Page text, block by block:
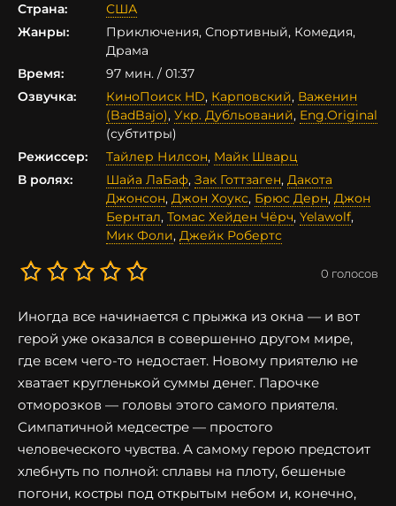
Страна:
США
Жанры:
Приключения, Спортивный, Комедия,
Драма
Время:
97 мин. / 01:37
Озвучка:
КиноПоиск HD, Карповский, Важенин
(BadBajo), Укр. Дубльований, Eng.Original
(субтитры)
Режиссер:
Тайлер Нилсон, Майк Шварц
В ролях:
Шайа ЛаБаф, Зак Готтзаген, Дакота
Джонсон, Джон Хоукс, Брюс Дерн, Джон
Бернтал, Томас Хейден Чёрч, Yelawolf,
Мик Фоли, Джейк Робертс
0 голосов
Иногда все начинается с прыжка из окна — и вот
герой уже оказался в совершенно другом мире,
где всем чего-то недостает. Новому приятелю не
хватает кругленькой суммы денег. Парочке
отморозков — головы этого самого приятеля.
Симпатичной медсестре — простого
человеческого чувства. А самому герою предстоит
хлебнуть по полной: сплавы на плоту, бешеные
погони, костры под открытым небом и, конечно,